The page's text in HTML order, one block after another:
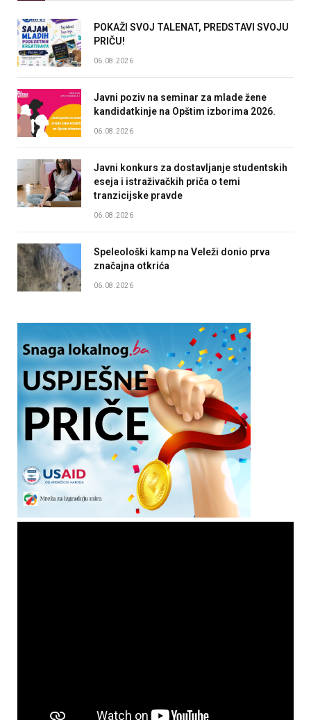
POKAŽI SVOJ TALENAT, PREDSTAVI SVOJU
PRIČU!
06.08.2026
Javni poziv na seminar za mlade žene
kandidatkinje na Opštim izborima 2026.
06.08.2026
Javni konkurs za dostavljanje studentskih
eseja i istraživačkih priča o temi
tranzicijske pravde
06.08.2026
Speleološki kamp na Veleži donio prva
značajna otkrića
06.08.2026